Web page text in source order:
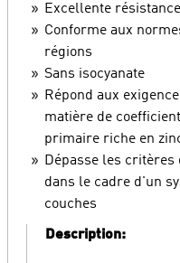
Excellente
Conforme aux
régions
Sans isocyanate
Répond aux
matière de
primaire riche en
Dépasse les critères
dans le cadre d'un
couches
Description: